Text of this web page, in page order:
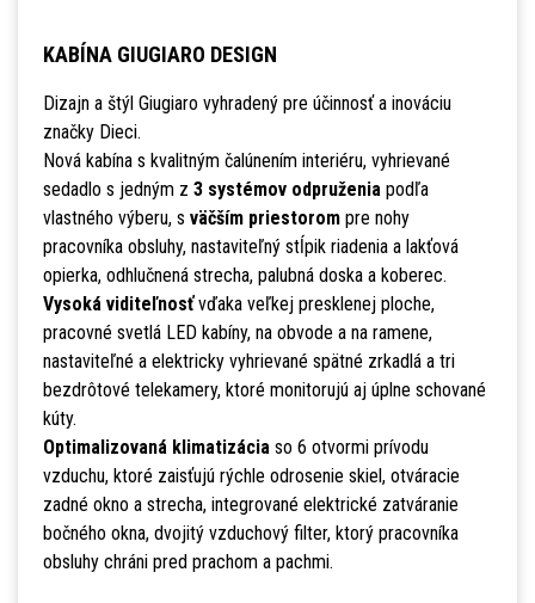
KABÍNA GIUGIARO DESIGN
Dizajn a štýl Giugiaro vyhradený pre účinnosť a inováciu
značky Dieci.
Nová kabína s kvalitným čalúnením interiéru, vyhrievané
sedadlo s jedným z 3 systémov odpruženiapodľa
vlastného výberu, s väčším priestorompre nohy
pracovníka obsluhy, nastaviteľný stĺpik riadenia a lakťová
opierka, odhlučnená strecha, palubná doska a koberec.
Vysoká viditeľnosťvďaka veľkej presklenej ploche,
pracovné svetlá LED kabíny, na obvode a na ramene,
nastaviteľné a elektricky vyhrievané spätné zrkadlá a tri
bezdrôtové telekamery, ktoré monitorujú aj úplne schované
kúty.
Optimalizovaná klimatizáciaso 6 otvormi prívodu
vzduchu, ktoré zaisťujú rýchle odrosenie skiel, otváracie
zadné okno a strecha, integrované elektrické zatváranie
bočného okna, dvojitý vzduchový filter, ktorý pracovníka
obsluhy chráni pred prachom a pachmi.